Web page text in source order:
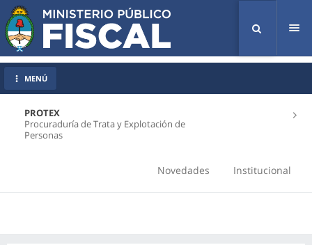
PROTEX
Procuraduría de Trata y Explotación de
Personas
Novedades Institucional
MENÚ